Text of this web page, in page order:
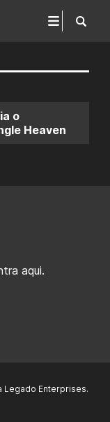
o
Heaven
aqui.
Legado Enterprises.